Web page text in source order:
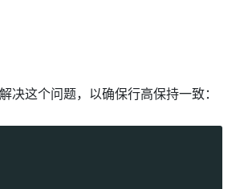
这个问题，以确保行高保持一致：